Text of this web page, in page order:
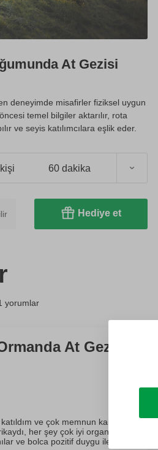
At Gezisi
deneyimde misafirler fiziksel uygun
temel bilgiler aktarılır, rota
ve seyis katılımcılara eşlik eder.
60 dakika
Hediye et
yorumlar
At Gezisi
ve çok memnun kaldım.
her şey çok iyi organize
ve bolca pozitif duygu ile